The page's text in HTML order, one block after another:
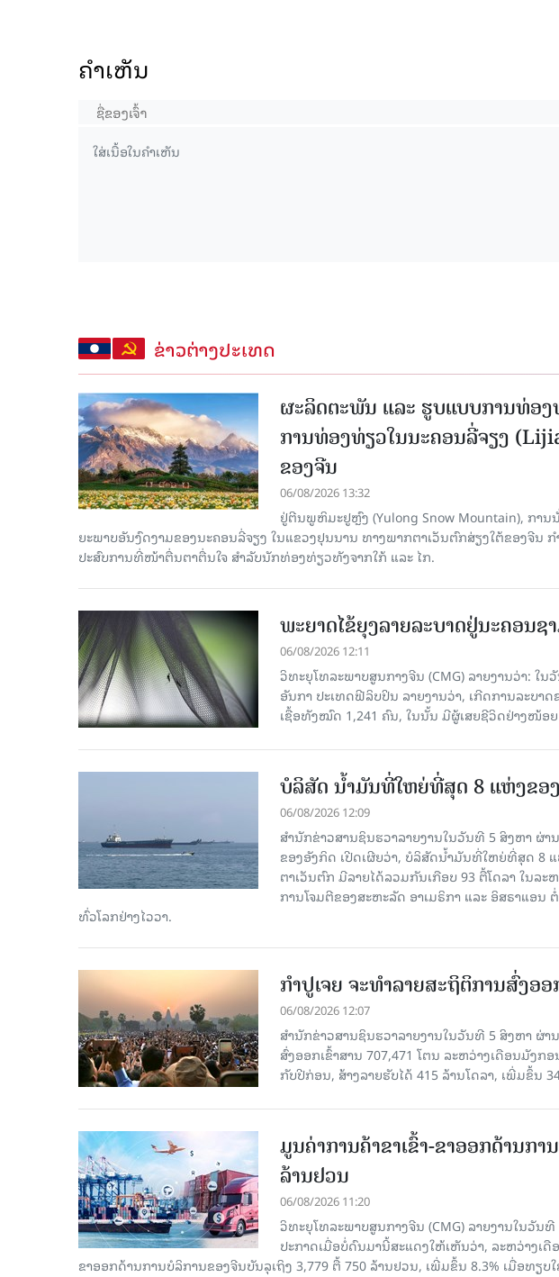
ຄໍາເຫັນ
ຂ່າວຕ່າງປະເທດ
ຜະລິດຕະພັນ ແລະ ຮູບແບບການທ່ອ
ການທ່ອງທ່ຽວໃນນະຄອນລີ່ຈຽງ
ຂອງຈີນ
06/08/2026 13:32
ຢູ່ຕີນພູຫິມະຢູຫຼົງ (Yulong Snow Mountain), ກາ
ຍະພາບອັນງົດງາມຂອງນະຄອນລີ່ຈຽງ ໃນແຂວງຢຸນນານ ທາງພາກຕາເວັນຕົກສ່ຽງໃຕ້ຂອງຈີນ
ປະສົບການທີ່ໜ້າຕື່ນຕາຕື່ນໃຈ ສຳລັບນັກທ່ອງທ່ຽວທັງຈາກໃກ້ ແລະ ໄກ.
ພະຍາດໄຂ້ຍຸງລາຍລະບາດຢູ່ນະຄອນ
06/08/2026 12:11
ວິທະຍຸໂທລະພາບສູນກາງຈີນ (CMG) ລາຍງານວ່າ: ໃ
ອັນກາ ປະເທດຟີລິບປິນ ລາຍ​ງານວ່າ, ເກີດ​ການລະບາ
ເຊື້ອ​ທັງ​ໝົດ 1,241 ຄົນ, ໃນນັ້ນ ມີຜູ້ເສຍຊີວິດຢ່າງໜ້ອ
ບໍລິສັດ ນ້ຳມັນທີ່ໃຫຍ່ທີ່ສຸດ 8 ແຫ່ງຂອ
06/08/2026 12:09
ສຳນັກຂ່າວສານຊິນຮວາລາຍງານໃນວັນທີ 5 ສິງຫາ ຜ່
ຂອງອັງກິດ ເປີດເຜີຍວ່າ, ບໍລິສັດນ້ຳມັນທີ່ໃຫຍ່ທີ່ສຸດ 8
ຕາເວັນຕົກ ມີລາຍໄດ້ລວມກັນເກືອບ 93 ຕື້ໂດລາ ໃນລ
ການໂຈມຕີຂອງສະຫະລັດ ອາເມຣິກາ ແລະ ອິສຣາແອນ
ທົ່ວໂລກຢ່າງໄວວາ.
ກຳປູເຈຍ ຈະທຳລາຍສະຖິຕິການສົ່ງອ
06/08/2026 12:07
ສຳນັກຂ່າວສານຊິນຮວາລາຍງານໃນວັນທີ 5 ສິງຫາ ຜ່າ
ສົ່ງອອກເຂົ້າສານ 707,471 ໂຕນ ລະຫວ່າງເດືອນມັງ
ກັບປີກ່ອນ, ສ້າງລາຍຮັບໄດ້ 415 ລ້ານໂດລາ, ເພີ່ມຂຶ້ນ
ມູນຄ່າການຄ້າຂາເຂົ້າ-ຂາອອກດ້ານກ
ລ້ານຢວນ
06/08/2026 11:20
ວິທະຍຸໂທລະພາບສູນກາງຈີນ (CMG) ລາຍງານໃນວັນ
ປະກາດເມື່ອບໍ່ດົນມານີ້ສະແດງໃຫ້ເຫັນວ່າ, ລະຫວ່າງເ
ຂາອອກດ້ານການບໍລິການຂອງຈີນບັນລຸເຖິງ 3,779 ຕື້ 750 ລ້ານຢວນ, ເພີ່ມຂຶ້ນ 8.3% ເມື່ອທຽບ